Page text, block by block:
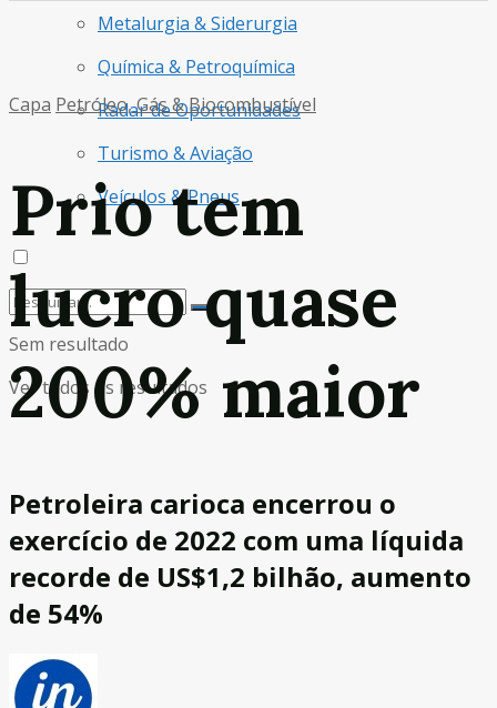
Metalurgia & Siderurgia
Química & Petroquímica
Radar de Oportunidades
Turismo & Aviação
Veículos & Pneus
Sem resultado
Ver todos os resultados
Capa Petróleo, Gás & Biocombustível
Prio tem
lucro quase
200% maior
Petroleira carioca encerrou o
exercício de 2022 com uma líquida
recorde de US$1,2 bilhão, aumento
de 54%